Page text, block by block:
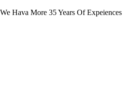
We Hava More 35 Years Of Expeiences